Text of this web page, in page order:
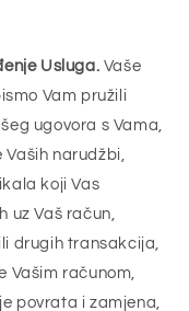
Usluga. Vaše
Vam pružili
ugovora s Vama,
narudžbi,
koji Vas
uz Vaš račun,
drugih transakcija,
Vašim računom,
povrata i zamjena,